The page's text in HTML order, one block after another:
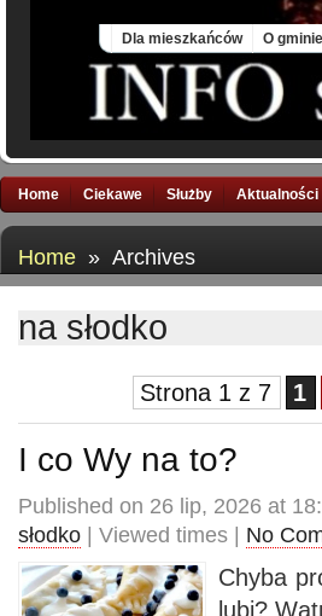
Dla mieszkańców O gminie
Home Ciekawe Służby Aktualności
Home » Archives
na słodko
Strona 1 z 7 1
I co Wy na to?
Published on 26 lip, 2026 at
słodko | Viewed times | No
Chyba
lubi?